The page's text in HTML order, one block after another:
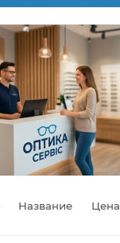
Название Цена